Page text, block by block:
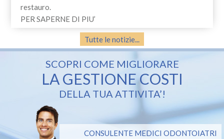
restauro.
PER SAPERNE DI PIU’
Tutte le notizie...
SCOPRI COME MIGLIORARE
LA GESTIONE COSTI
DELLA TUA ATTIVITA’!
CONSULENTE MEDICI ODONTOIATRI